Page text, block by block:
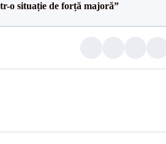
o situație de forță majoră”